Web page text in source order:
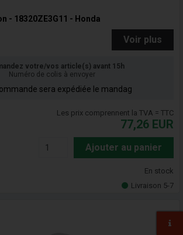
- 18320ZE3G11 - Honda
Voir plus
votre/vos article(s) avant 15h
Numéro de colis à envoyer
sera expédiée le mandag
Les prix comprennent la TVA = TTC
77,26 EUR
Ajouter au panier
En stock
Livraison 5-7